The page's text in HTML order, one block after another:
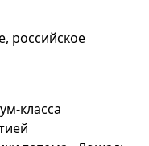
российское
класса